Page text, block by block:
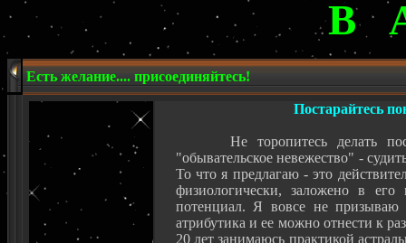
В
Есть желание.... присоединяйтесь!
Постарайтесь
Не торопитесь делать
"обывательское невежество" -
То что я предлагаю - это
физиологически, заложено в его
потенциал. Я вовсе не призываю
атрибутика и ее можно отнести к
20 лет занимаюсь практикой